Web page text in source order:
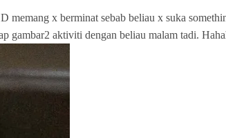
x berminat sebab beliau x suka
gambar2 aktiviti dengan beliau malam tadi.